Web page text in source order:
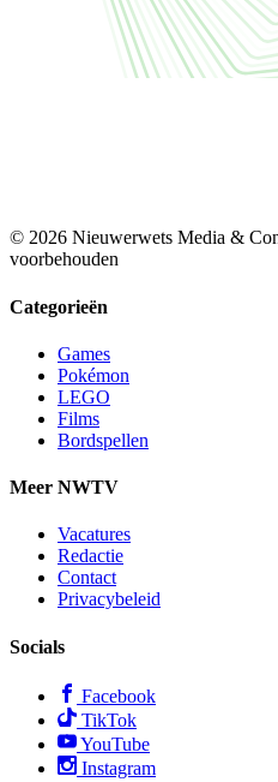
© 2026 Nieuwerwets Media &
voorbehouden
Categorieën
Games
Pokémon
LEGO
Films
Bordspellen
Meer NWTV
Vacatures
Redactie
Contact
Privacybeleid
Socials
Facebook
TikTok
YouTube
Instagram